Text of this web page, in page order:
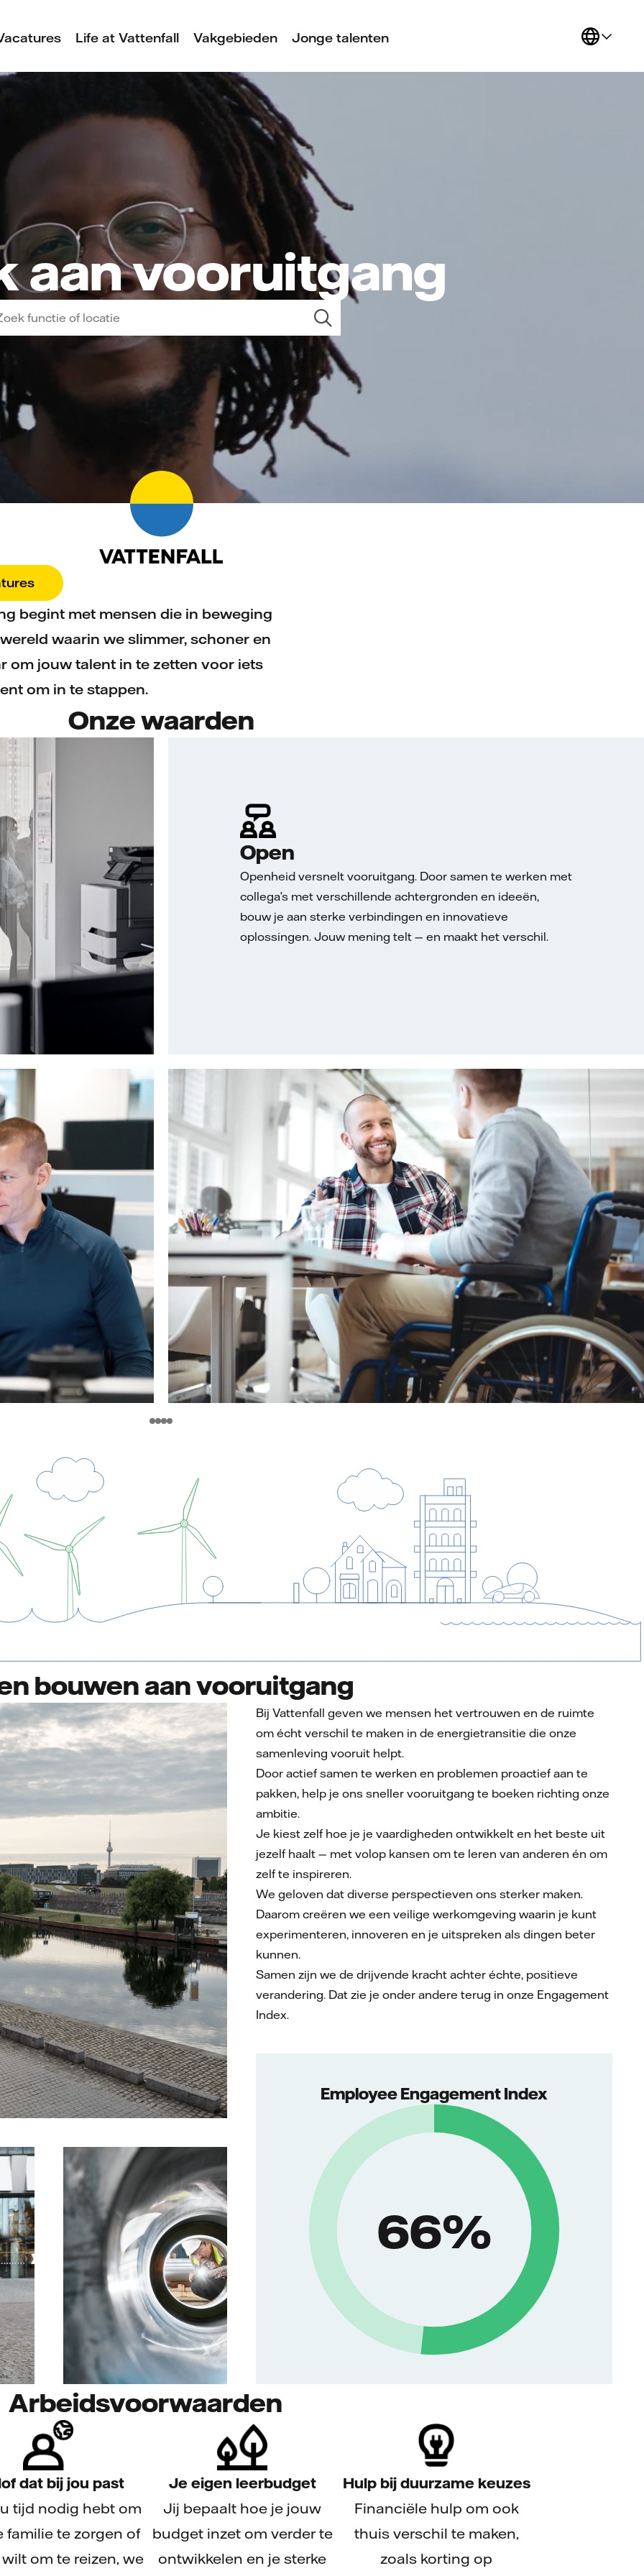
Life at Vattenfall Vakgebieden Jonge talenten
aan vooruitgang
begint met mensen die in beweging
waarin we slimmer, schoner en
om jouw talent in te zetten voor iets
om in te stappen.
Onze waarden
te nemen en
onze missie
te nemen.
groei je
Open
Openheid versnelt vooruitgang. Door samen te werken met
collega’s met verschillende achtergronden en ideeën,
bouw je aan sterke verbindingen en innovatieve
oplossingen. Jouw mening telt — en maakt het verschil.
Met een
obstakels
omgeving en
Bij Vattenfall krijg je de ruimte om nieuwe ideeën te
verkennen, met vertrouwen je mening te geven en bij te
dragen aan innovatie — allemaal binnen een veilige
werkomgeving. We omarmen een inclusieve cultuur waarin
ieders mentale en fysieke welzijn wordt ondersteund. Zo
zorgen we ervoor dat jij jezelf kunt zijn en wordt
aangemoedigd om actief bij te dragen.
bouwen aan vooruitgang
Bij Vattenfall geven we mensen het vertrouwen en de ruimte
om écht verschil te maken in de energietransitie die onze
samenleving vooruit helpt.
Door actief samen te werken en problemen proactief aan te
pakken, help je ons sneller vooruitgang te boeken richting onze
ambitie.
Je kiest zelf hoe je je vaardigheden ontwikkelt en het beste uit
jezelf haalt — met volop kansen om te leren van anderen én om
zelf te inspireren.
We geloven dat diverse perspectieven ons sterker maken.
Daarom creëren we een veilige werkomgeving waarin je kunt
experimenteren, innoveren en je uitspreken als dingen beter
kunnen.
Samen zijn we de drijvende kracht achter échte, positieve
verandering. Dat zie je onder andere terug in onze Engagement
Index.
Employee Engagement Index
85%
Arbeidsvoorwaarden
dat bij jou past
tijd nodig hebt om
familie te zorgen of
om te reizen, we
Je eigen leerbudget
Jij bepaalt hoe je jouw
budget inzet om verder te
ontwikkelen en je sterke
Hulp bij duurzame keuzes
Financiële hulp om ook
thuis verschil te maken,
zoals korting op